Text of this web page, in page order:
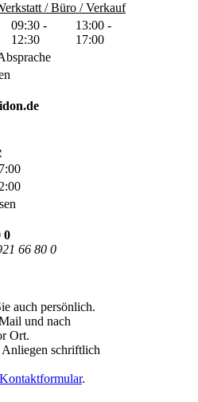
/ Büro / Verkauf
09:30 -
12:30
13:00 -
17:00
0
66 80 0
auch persönlich.
und nach
Ort.
schriftlich
Kontaktformular.